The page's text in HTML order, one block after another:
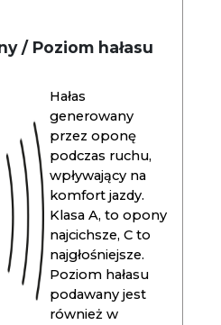
/ Poziom hałasu
Hałas
generowany
przez oponę
podczas ruchu,
wpływający na
komfort jazdy.
Klasa A, to opony
najcichsze, C to
najgłośniejsze.
Poziom hałasu
podawany jest
również w